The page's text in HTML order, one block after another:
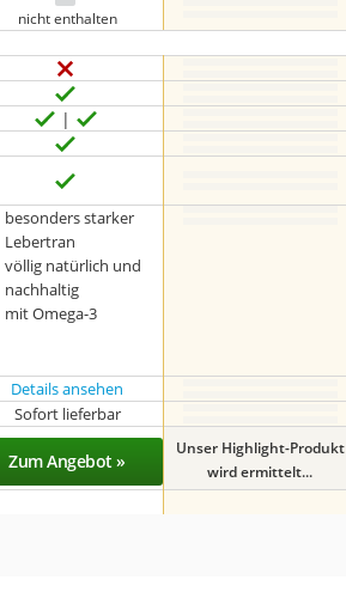
nicht enthalten
besonders starker
Lebertran
völlig natürlich und
nachhaltig
mit Omega-3
Details ansehen
Sofort lieferbar
Zum Angebot »
Unser Highlight-Produkt
wird ermittelt...